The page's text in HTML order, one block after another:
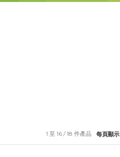
每頁顯示
1 至 16 / 18 件產品